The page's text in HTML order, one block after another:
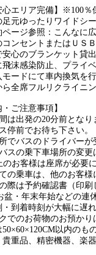
心エリア完備】※100％
元ゆったりワイドシー
ージ参照：こんなに
コンセントまたはＵＳ
安心のブランケット貸
飛沫感染防止、プライ
ードにて車内換気を
ら全席フルリクライニ
・ご注意事項】
は出発の20分前となり
停前でお待ち下さい。
でバスのドライバーが
スの乗下車場所の変更
のお客様は座席が必要
の乗車は、他のお客様
際は予約確認書（印刷
盆・年末年始などの連
到着時刻が大幅に遅
でのお荷物のお預かり
以内のも
貴重品、精密機器、楽